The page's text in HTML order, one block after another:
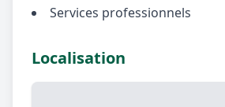
Services professionnels
Localisation